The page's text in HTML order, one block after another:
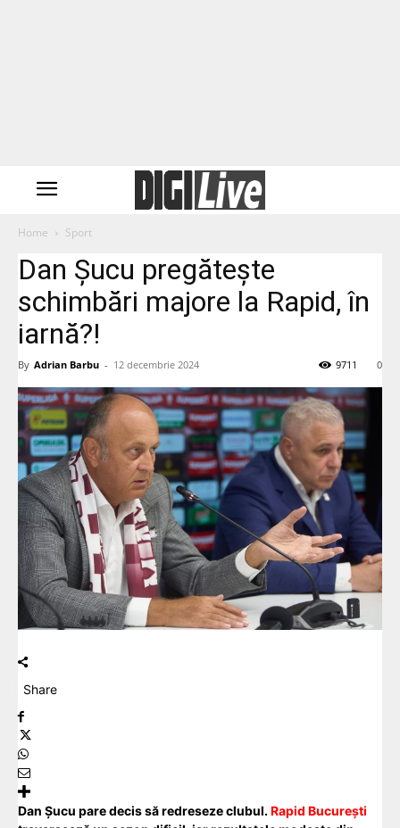
Home Sport
Dan Șucu pregătește
schimbări majore la Rapid, în
iarnă?!
By Adrian Barbu - 12 decembrie 2024 0
9711
Share
Dan Șucu pare decis să redreseze clubul.Rapid București